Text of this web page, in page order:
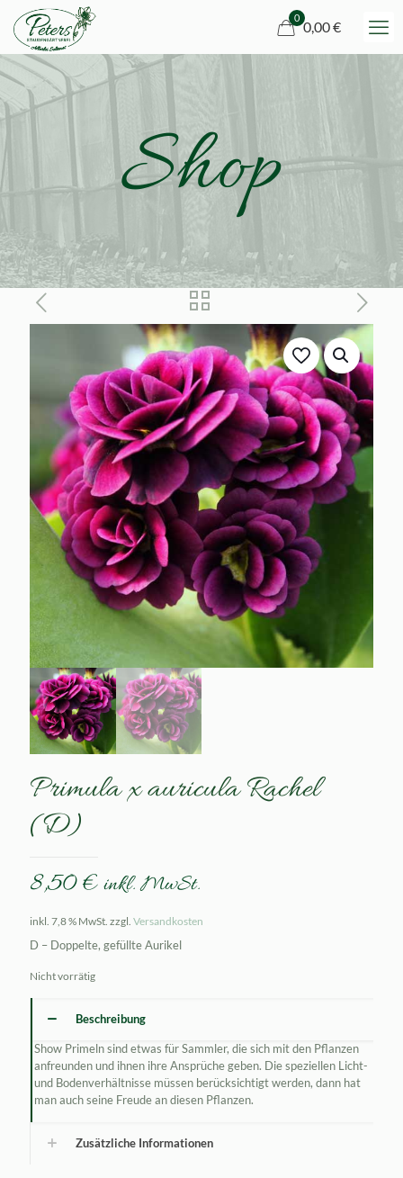
0
0,00 €
Shop
Primula x auricula Rachel
(D)
8,50€ inkl. MwSt.
inkl. 7,8 % MwSt. zzgl. Versandkosten
D – Doppelte, gefüllte Aurikel
Nicht vorrätig
Beschreibung
Show Primeln sind etwas für Sammler, die sich mit den Pflanzen
anfreunden und ihnen ihre Ansprüche geben. Die speziellen Licht-
und Bodenverhältnisse müssen berücksichtigt werden, dann hat
man auch seine Freude an diesen Pflanzen.
Zusätzliche Informationen